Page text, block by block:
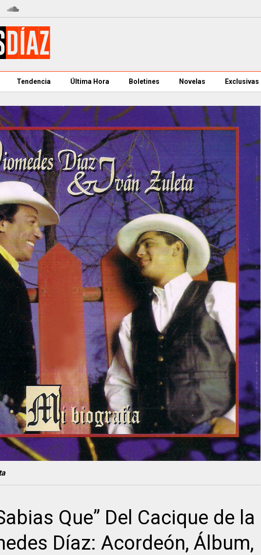
Tendencia Última Hora Boletines Novelas Exclusivas
Que” Del Cacique de la
Díaz: Acordeón, Álbum,